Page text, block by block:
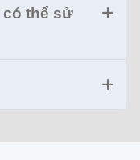
có thể sử